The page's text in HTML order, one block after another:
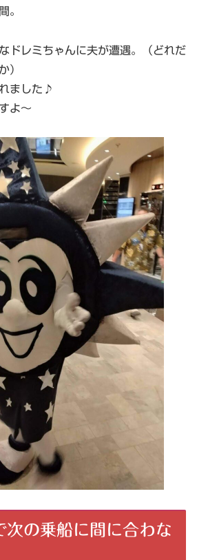
。
ドレミちゃんに夫が遭遇。（どれだ
）
ました♪
よ～
次の乗船に間に合わな